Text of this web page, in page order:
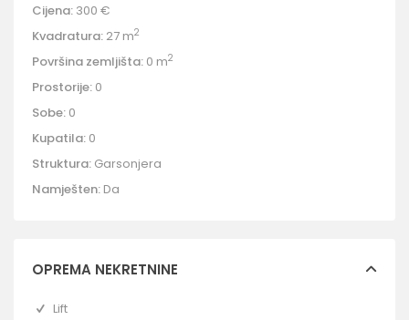
Cijena: 300 €
Kvadratura: 27 m2
Površina zemljišta: 0 m2
Prostorije: 0
Sobe: 0
Kupatila: 0
Struktura: Garsonjera
Namješten: Da
OPREMA NEKRETNINE
Lift